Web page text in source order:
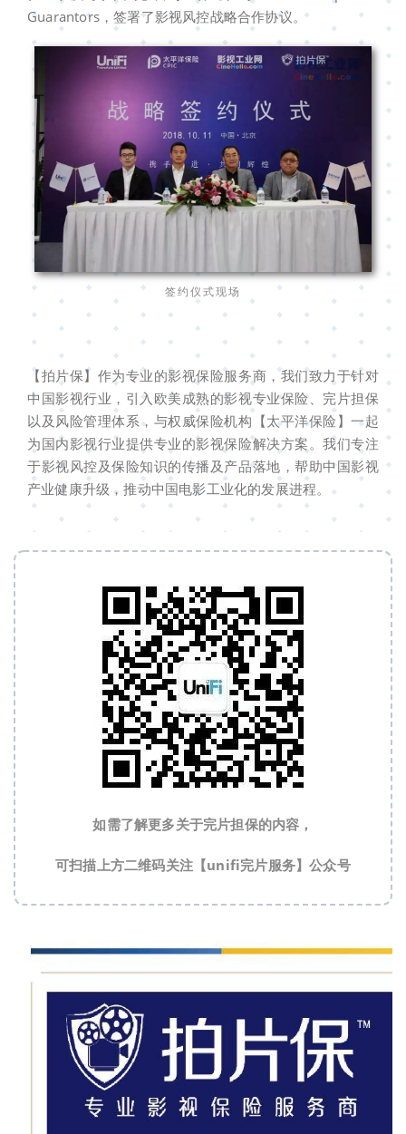
Guarantors，签署了影视风控战略合作协议。
签约仪式现场
【拍片保】作为专业的影视保险服务商，我们致力于针对
中国影视行业，引入欧美成熟的影视专业保险、完片担保
以及风险管理体系，与权威保险机构【太平洋保险】一起
为国内影视行业提供专业的影视保险解决方案。我们专注
于影视风控及保险知识的传播及产品落地，帮助中国影视
产业健康升级，推动中国电影工业化的发展进程。
如需了解更多关于完片担保的内容，
可扫描上方二维码关注【unifi完片服务】公众号